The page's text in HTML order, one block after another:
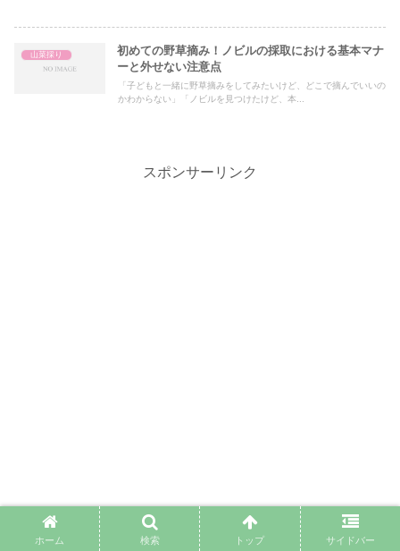
山菜採り
初めての野草摘み！ノビルの採取における基本マナ
ーと外せない注意点
「子どもと一緒に野草摘みをしてみたいけど、どこで摘んでいいの
かわからない」「ノビルを見つけたけど、本...
スポンサーリンク
ホーム 検索 トップ サイドバー